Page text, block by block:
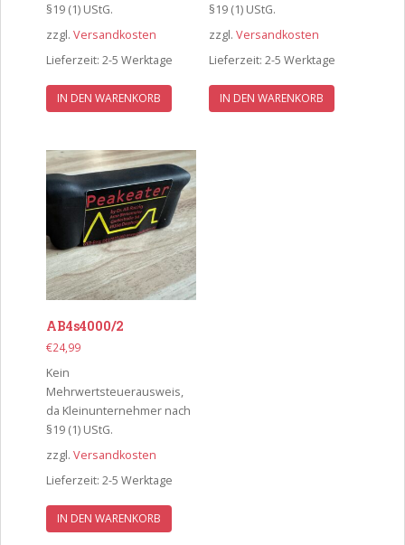
§19 (1) UStG.
zzgl. Versandkosten
Lieferzeit: 2-5 Werktage
IN DEN WARENKORB
§19 (1) UStG.
zzgl. Versandkosten
Lieferzeit: 2-5 Werktage
IN DEN WARENKORB
AB4s4000/2
€24,99
Kein
Mehrwertsteuerausweis,
da Kleinunternehmer nach
§19 (1) UStG.
zzgl. Versandkosten
Lieferzeit: 2-5 Werktage
IN DEN WARENKORB